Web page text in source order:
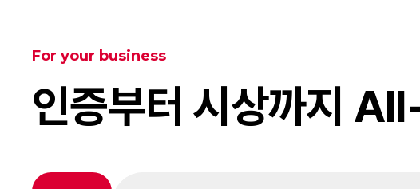
For your business
인증부터 시상까지